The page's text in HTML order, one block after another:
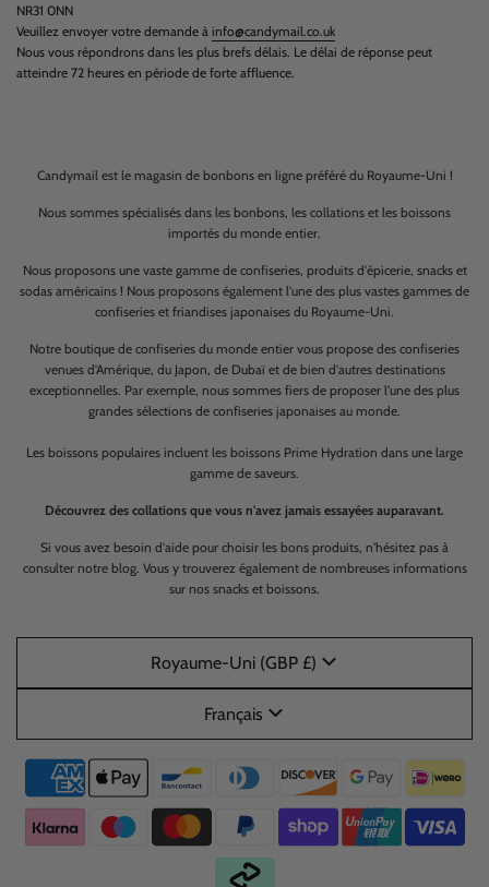
NR31 0NN
Veuillez envoyer votre demande à info@candymail.co.uk
Nous vous répondrons dans les plus brefs délais. Le délai de réponse peut
atteindre 72 heures en période de forte affluence.
Candymail est le magasin de bonbons en ligne préféré du Royaume-Uni !
Nous sommes spécialisés dans les bonbons, les collations et les boissons
importés du monde entier.
Nous proposons une vaste gamme de confiseries, produits d'épicerie, snacks et
sodas américains ! Nous proposons également l'une des plus vastes gammes de
confiseries et friandises japonaises du Royaume-Uni.
Notre boutique de confiseries du monde entier vous propose des confiseries
venues d'Amérique, du Japon, de Dubaï et de bien d'autres destinations
exceptionnelles. Par exemple, nous sommes fiers de proposer l'une des plus
grandes sélections de confiseries japonaises au monde.
Les boissons populaires incluent les boissons Prime Hydration dans une large
gamme de saveurs.
Découvrez des collations que vous n'avez jamais essayées auparavant.
Si vous avez besoin d'aide pour choisir les bons produits, n'hésitez pas à
consulter notre blog. Vous y trouverez également de nombreuses informations
sur nos snacks et boissons.
Royaume-Uni (GBP £)
Français